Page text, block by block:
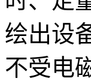
绘出设
不受电